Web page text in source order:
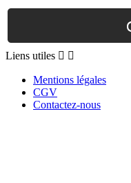
Liens
Liens utiles  
Mentions légales
CGV
Contactez-nous